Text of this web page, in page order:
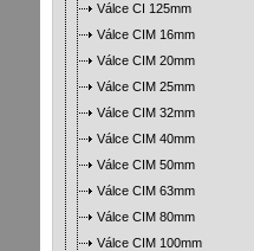
Válce CI 125mm
Válce CIM 16mm
Válce CIM 20mm
Válce CIM 25mm
Válce CIM 32mm
Válce CIM 40mm
Válce CIM 50mm
Válce CIM 63mm
Válce CIM 80mm
Válce CIM 100mm